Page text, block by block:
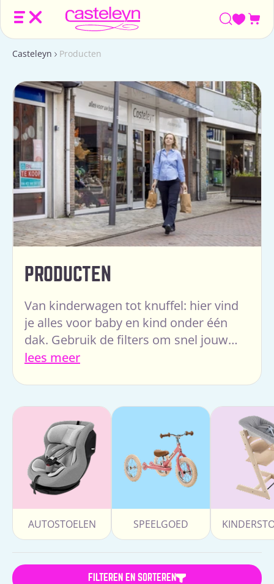
Casteleyn Producten
PRODUCTEN
Van kinderwagen tot knuffel: hier vind
je alles voor baby en kind onder één
dak. Gebruik de filters om snel jouw
favoriet te vinden – en laat je onderweg
lees meer
AUTOSTOELEN SPEELGOED
FILTEREN EN SORTEREN